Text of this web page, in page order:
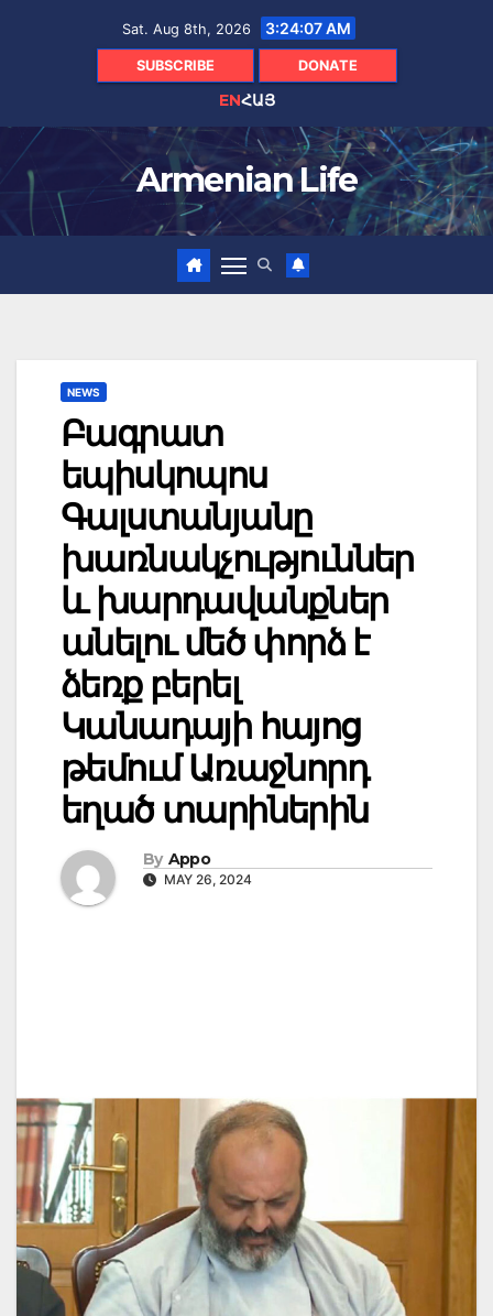
Sat. Aug 8th, 2026 3:24:08 AM
SUBSCRIBE DONATE
ENՀԱՅ
Armenian Life
NEWS
Բագրատ
եպիսկոպոս
Գալստանյանը
խառնակչություններ
և խարդավանքներ
անելու մեծ փորձ է
ձեռք բերել
Կանադայի հայոց
թեմում Առաջնորդ
եղած տարիներին
By Appo
MAY 26, 2024